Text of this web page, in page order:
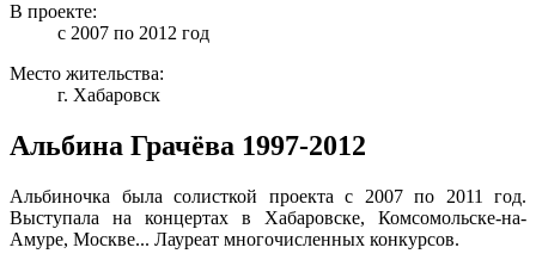
В проекте:
с 2007 по 2012 год
Место жительства:
г. Хабаровск
Альбина Грачёва 1997-2012
Альбиночка была солисткой проекта с 2007 по 2011 год.
Выступала на концертах в Хабаровске, Комсомольске-на-
Амуре, Москве... Лауреат многочисленных конкурсов.